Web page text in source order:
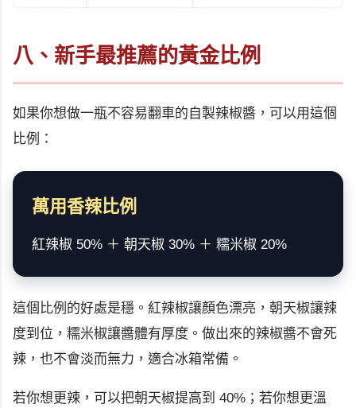
八、新手最推薦的黃金比例
如果你想做一瓶不容易翻車的自製辣椒醬，可以用這個
比例：
萬用香辣比例
紅辣椒 50% ＋ 朝天椒 30% ＋ 糯米椒 20%
這個比例的好處是穩。紅辣椒讓顏色漂亮，朝天椒讓辣
度到位，糯米椒讓醬體有厚度。做出來的辣椒醬不會死
辣，也不會淡而無力，適合冰箱常備。
若你想更辣，可以把朝天椒提高到 40%；若你想更溫